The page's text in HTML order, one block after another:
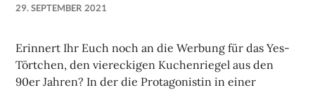
29. SEPTEMBER 2021
Erinnert Ihr Euch noch an die Werbung für das Yes-
Törtchen, den viereckigen Kuchenriegel aus den
90er Jahren? In der die Protagonistin in einer